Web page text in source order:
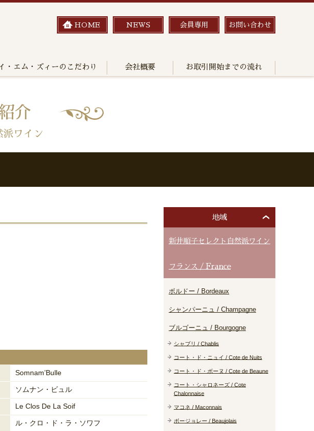
HOME NEWS 会員専用 お問い合わせ
・エム・ズィーのこだわり 会社概要 お取引開始までの流れ
介
ワイン
Somnam’Bulle
ソムナン・ビュル
Le Clos De La Soif
ル・クロ・ド・ラ・ソワフ
地域
新井順子セレクト自然派ワイン
フランス / France
ボルドー / Bordeaux
シャンパーニュ / Champagne
ブルゴーニュ / Bourgogne
シャブリ / Chablis
コート・ド・ニュイ / Cote de Nuits
コート・ド・ボーヌ / Cote de Beaune
コート・シャロネーズ / Cote
Chalonnaise
マコネ / Maconnais
ボージョレー / Beaujolais